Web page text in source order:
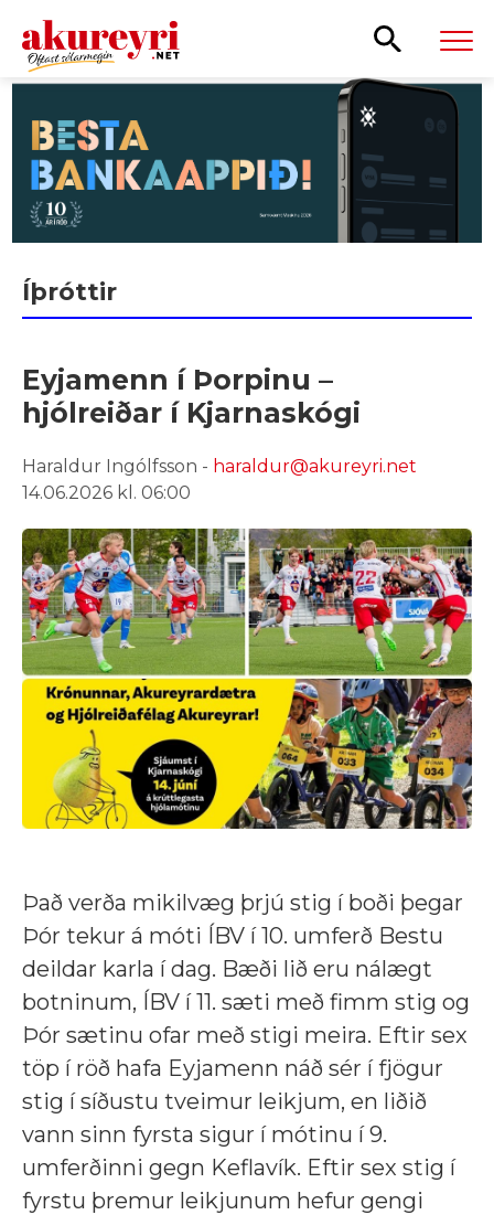
Íþróttir
Eyjamenn í Þorpinu –
hjólreiðar í Kjarnaskógi
Haraldur Ingólfsson - haraldur@akureyri.net
14.06.2026 kl. 06:00
Það verða mikilvæg þrjú stig í boði þegar
Þór tekur á móti ÍBV í 10. umferð Bestu
deildar karla í dag. Bæði lið eru nálægt
botninum, ÍBV í 11. sæti með fimm stig og
Þór sætinu ofar með stigi meira. Eftir sex
töp í röð hafa Eyjamenn náð sér í fjögur
stig í síðustu tveimur leikjum, en liðið
vann sinn fyrsta sigur í mótinu í 9.
umferðinni gegn Keflavík. Eftir sex stig í
fyrstu þremur leikjunum hefur gengi